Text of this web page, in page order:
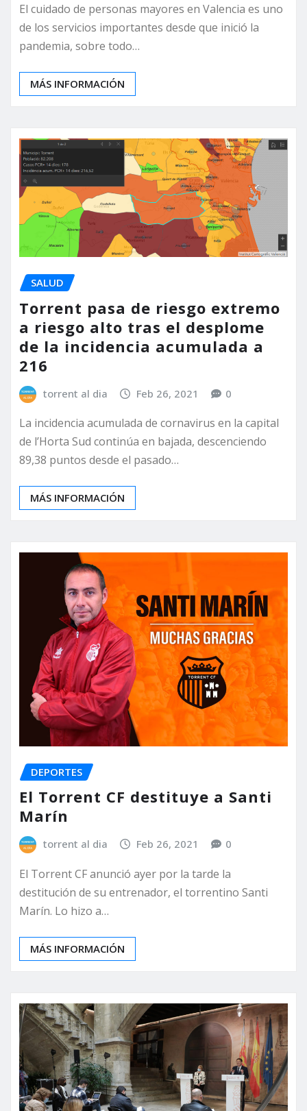
El cuidado de personas mayores en Valencia es uno
de los servicios importantes desde que inició la
pandemia, sobre todo…
MÁS INFORMACIÓN
SALUD
Torrent pasa de riesgo extremo
a riesgo alto tras el desplome
de la incidencia acumulada a
216
torrent al dia Feb 26, 2021 0
La incidencia acumulada de cornavirus en la capital
de l’Horta Sud continúa en bajada, descenciendo
89,38 puntos desde el pasado…
MÁS INFORMACIÓN
DEPORTES
El Torrent CF destituye a Santi
Marín
torrent al dia Feb 26, 2021 0
El Torrent CF anunció ayer por la tarde la
destitución de su entrenador, el torrentino Santi
Marín. Lo hizo a…
MÁS INFORMACIÓN